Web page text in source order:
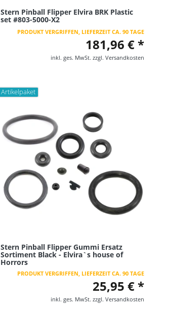
Stern Pinball Flipper Elvira BRK Plastic
set #803-5000-X2
PRODUKT VERGRIFFEN, LIEFERZEIT CA. 90 TAGE
181,96 € *
inkl. ges. MwSt. zzgl. Versandkosten
Artikelpaket
Stern Pinball Flipper Gummi Ersatz
Sortiment Black - Elvira`s house of
Horrors
PRODUKT VERGRIFFEN, LIEFERZEIT CA. 90 TAGE
25,95 € *
inkl. ges. MwSt. zzgl. Versandkosten